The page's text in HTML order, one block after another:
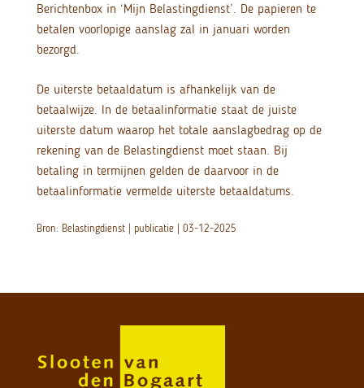
Berichtenbox in ‘Mijn Belastingdienst’. De papieren te
betalen voorlopige aanslag zal in januari worden
bezorgd.
De uiterste betaaldatum is afhankelijk van de
betaalwijze. In de betaalinformatie staat de juiste
uiterste datum waarop het totale aanslagbedrag op de
rekening van de Belastingdienst moet staan. Bij
betaling in termijnen gelden de daarvoor in de
betaalinformatie vermelde uiterste betaaldatums.
Bron: Belastingdienst | publicatie | 03-12-2025